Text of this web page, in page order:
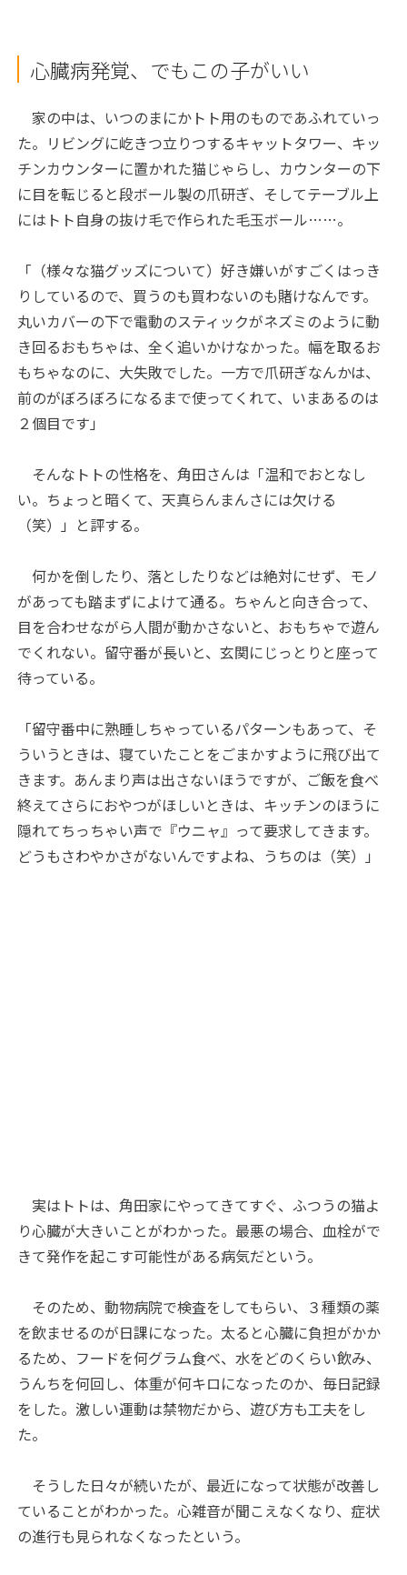
心臓病発覚、でもこの子がいい
家の中は、いつのまにかトト用のものであふれていっ
た。リビングに屹きつ立りつするキャットタワー、キッ
チンカウンターに置かれた猫じゃらし、カウンターの下
に目を転じると段ボール製の爪研ぎ、そしてテーブル上
にはトト自身の抜け毛で作られた毛玉ボール……。
「（様々な猫グッズについて）好き嫌いがすごくはっき
りしているので、買うのも買わないのも賭けなんです。
丸いカバーの下で電動のスティックがネズミのように動
き回るおもちゃは、全く追いかけなかった。幅を取るお
もちゃなのに、大失敗でした。一方で爪研ぎなんかは、
前のがぼろぼろになるまで使ってくれて、いまあるのは
２個目です」
そんなトトの性格を、角田さんは「温和でおとなし
い。ちょっと暗くて、天真らんまんさには欠ける
（笑）」と評する。
何かを倒したり、落としたりなどは絶対にせず、モノ
があっても踏まずによけて通る。ちゃんと向き合って、
目を合わせながら人間が動かさないと、おもちゃで遊ん
でくれない。留守番が長いと、玄関にじっとりと座って
待っている。
「留守番中に熟睡しちゃっているパターンもあって、そ
ういうときは、寝ていたことをごまかすように飛び出て
きます。あんまり声は出さないほうですが、ご飯を食べ
終えてさらにおやつがほしいときは、キッチンのほうに
隠れてちっちゃい声で『ウニャ』って要求してきます。
どうもさわやかさがないんですよね、うちのは（笑）」
実はトトは、角田家にやってきてすぐ、ふつうの猫よ
り心臓が大きいことがわかった。最悪の場合、血栓がで
きて発作を起こす可能性がある病気だという。
そのため、動物病院で検査をしてもらい、３種類の薬
を飲ませるのが日課になった。太ると心臓に負担がかか
るため、フードを何グラム食べ、水をどのくらい飲み、
うんちを何回し、体重が何キロになったのか、毎日記録
をした。激しい運動は禁物だから、遊び方も工夫をし
た。
そうした日々が続いたが、最近になって状態が改善し
ていることがわかった。心雑音が聞こえなくなり、症状
の進行も見られなくなったという。